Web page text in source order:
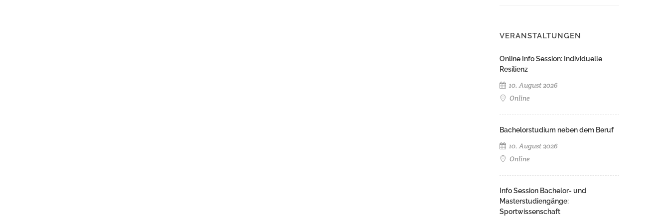
VERANSTALTUNGEN
Online Info Session: Individuelle
Resilienz
10. August 2026
Online
Bachelorstudium neben dem Beruf
10. August 2026
Online
Info Session Bachelor- und
Masterstudiengänge:
Sportwissenschaft